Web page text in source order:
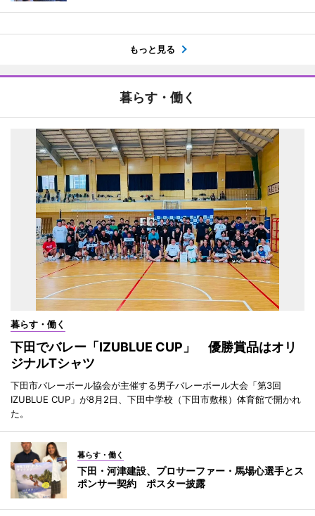
もっと見る
暮らす・働く
暮らす・働く
下田でバレー「IZUBLUE CUP」 優勝賞品はオリ
ジナルTシャツ
下田市バレーボール協会が主催する男子バレーボール大会「第3回
IZUBLUE CUP」が8月2日、下田中学校（下田市敷根）体育館で開かれ
た。
暮らす・働く
下田・河津建設、プロサーファー・馬場心選手とス
ポンサー契約 ポスター披露